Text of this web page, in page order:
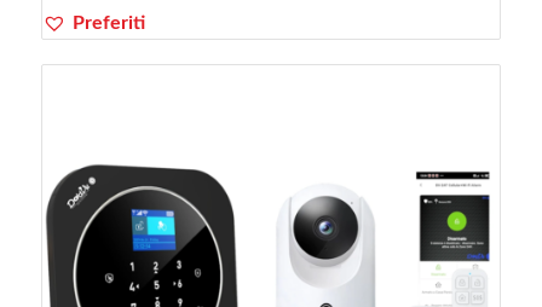
Preferiti